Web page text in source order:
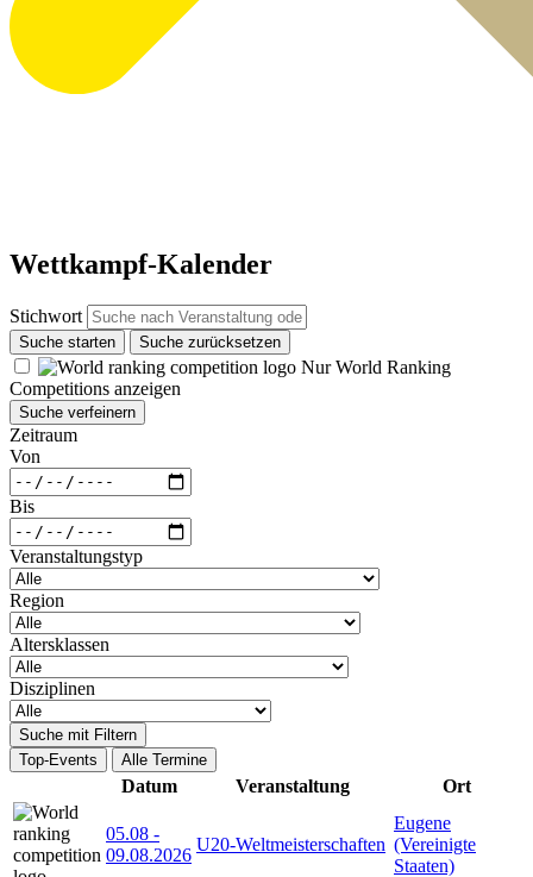
Wettkampf-Kalender
Stichwort
Suche starten Suche zurücksetzen
Nur World Ranking
Competitions anzeigen
Suche verfeinern
Zeitraum
Von
Bis
Veranstaltungstyp
Region
Altersklassen
Disziplinen
Suche mit Filtern
Top-Events
Alle Termine
Datum Veranstaltung Ort
05.08 -
09.08.2026
U20-Weltmeisterschaften
Eugene
(Vereinigte
Staaten)